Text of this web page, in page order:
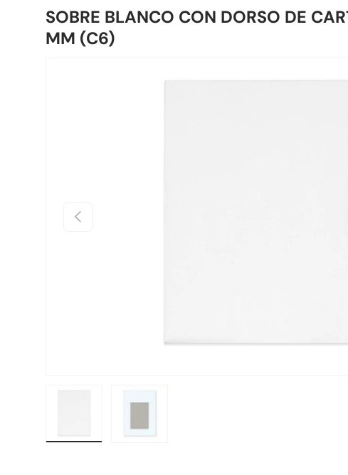
SOBRE BLANCO CON DORSO DE
MM (C6)
Ir directamente a la información del producto
Anterior